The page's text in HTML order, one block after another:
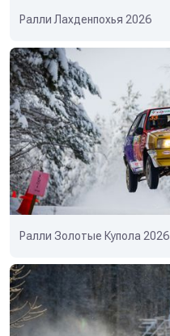
Ралли Лахденпохья 2026
Ралли Золотые Купола 2026